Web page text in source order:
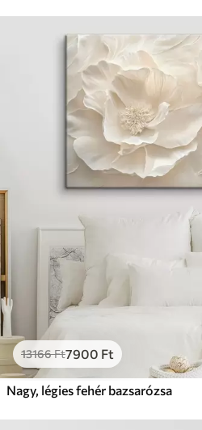
13166Ft7900 Ft
Nagy, légies fehér bazsarózsa